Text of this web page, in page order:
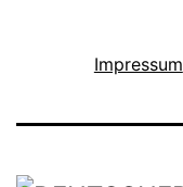
Impressum